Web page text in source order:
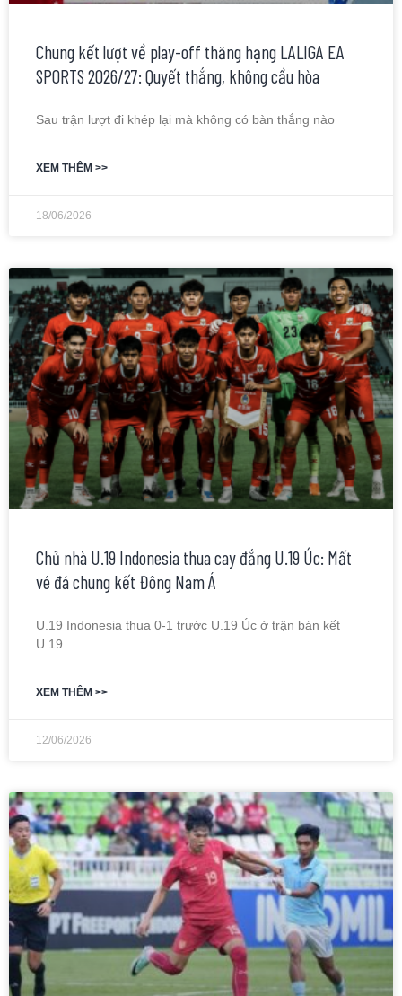
Chung kết lượt về play-off thăng hạng LALIGA EA
SPORTS 2026/27: Quyết thắng, không cầu hòa
Sau trận lượt đi khép lại mà không có bàn thắng nào
XEM THÊM >>
18/06/2026
Chủ nhà U.19 Indonesia thua cay đắng U.19 Úc: Mất
vé đá chung kết Đông Nam Á
U.19 Indonesia thua 0-1 trước U.19 Úc ở trận bán kết
U.19
XEM THÊM >>
12/06/2026